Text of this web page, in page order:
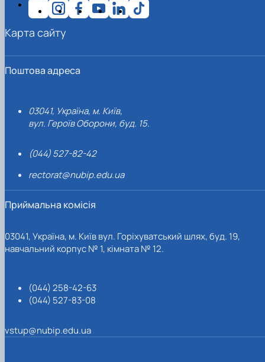
Поштова адреса
03041, Україна, м. Київ,
вул. Героїв Оборони, буд. 15.
(044) 527-82-42
rectorat@nubip.edu.ua
Приймальна комісія
03041, Україна, м. Київ вул. Горіхуватський шлях, буд. 19,
навчальний корпус № 1, кімната № 12.
(044) 258-42-63
(044) 527-83-08
vstup@nubip.edu.ua
Карта сайту